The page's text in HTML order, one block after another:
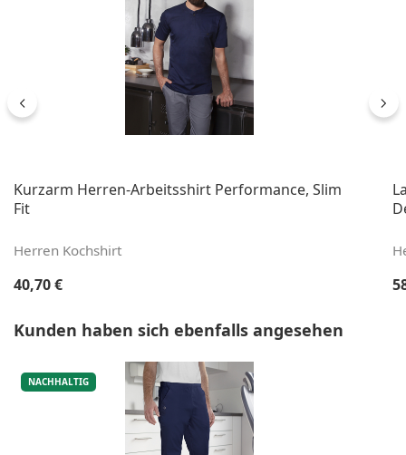
Kurzarm Herren-Arbeitsshirt Performance, Slim
Fit
Herren Kochshirt
Regulärer Preis:
40,70 €
Produktgalerie überspringen
Kunden haben sich ebenfalls angesehen
NACHHALTIG